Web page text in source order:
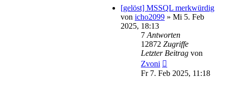
[gelöst] MSSQL merkwürdig
von icho2099 » Mi 5. Feb
2025, 18:13
7 Antworten
12872 Zugriffe
Letzter Beitrag von
Zvoni
Fr 7. Feb 2025, 11:18